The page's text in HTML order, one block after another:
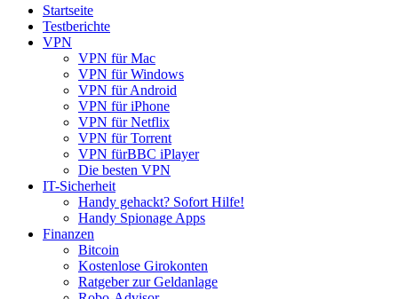
Startseite
Testberichte
VPN
VPN für Mac
VPN für Windows
VPN für Android
VPN für iPhone
VPN für Netflix
VPN für Torrent
VPN fürBBC iPlayer
Die besten VPN
IT-Sicherheit
Handy gehackt? Sofort Hilfe!
Handy Spionage Apps
Finanzen
Bitcoin
Kostenlose Girokonten
Ratgeber zur Geldanlage